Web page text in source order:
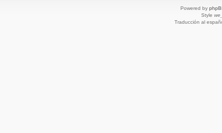
Powered by
Style
Traducción al